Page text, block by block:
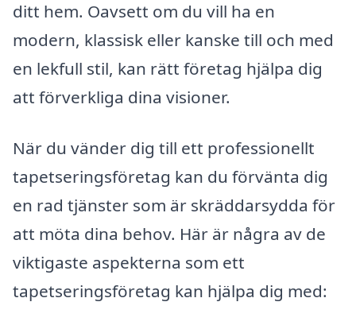
ditt hem. Oavsett om du vill ha en
modern, klassisk eller kanske till och med
en lekfull stil, kan rätt företag hjälpa dig
att förverkliga dina visioner.
När du vänder dig till ett professionellt
tapetseringsföretag kan du förvänta dig
en rad tjänster som är skräddarsydda för
att möta dina behov. Här är några av de
viktigaste aspekterna som ett
tapetseringsföretag kan hjälpa dig med: